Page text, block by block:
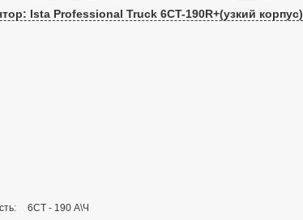
Ista Professional Truck 6CT-190R+(узкий корпус)
6СТ - 190 А\Ч